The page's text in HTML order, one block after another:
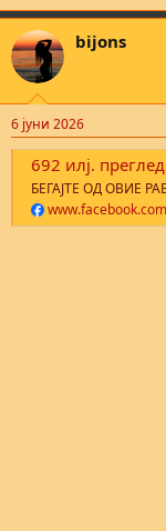
bijons
6 јуни 2026
692 илј. прегледи · 11 илј.
БЕГАЈТЕ ОД ОВИЕ
www.facebook.com